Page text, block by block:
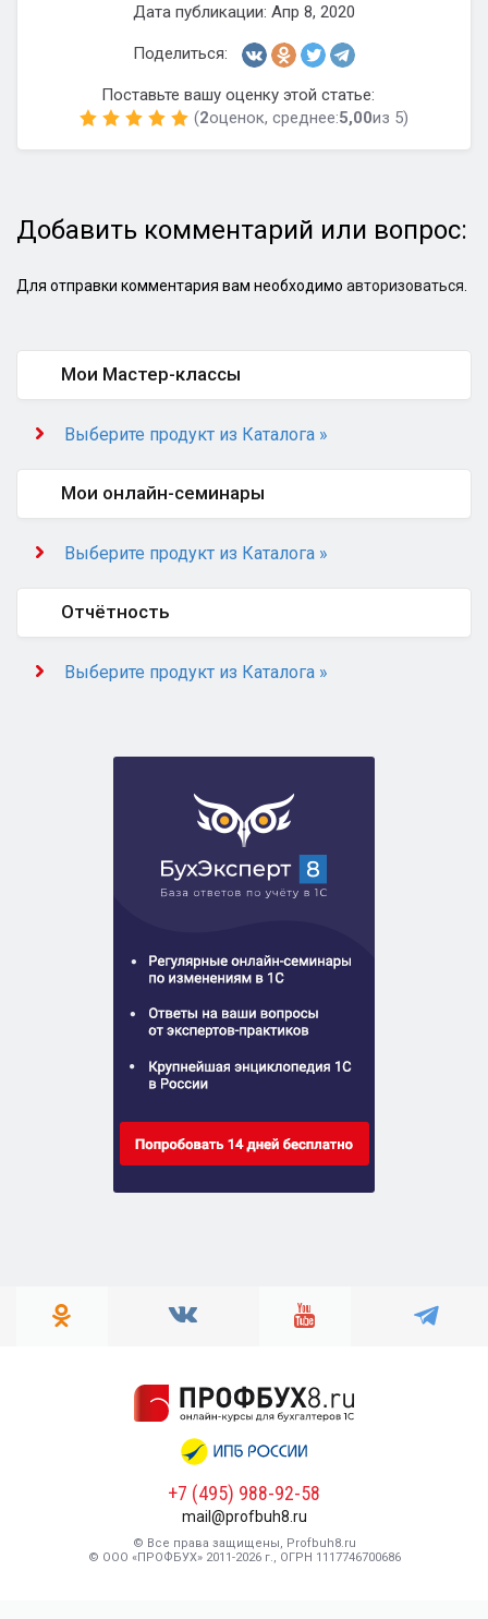
Дата публикации: Апр 8, 2020
Поделиться:
Поставьте вашу оценку этой статье:
(2оценок, среднее:5,00из 5)
Добавить комментарий или вопрос:
Для отправки комментария вам необходимо авторизоваться
Мои Мастер-классы
Выберите продукт из Каталога »
Мои онлайн-семинары
Выберите продукт из Каталога »
Отчётность
Выберите продукт из Каталога »
+7 (495) 988-92-58
mail@profbuh8.ru
© Все права защищены, Profbuh8.ru
© ООО «ПРОФБУХ» 2011-2026 г., ОГРН 1117746700686